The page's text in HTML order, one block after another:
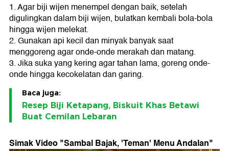
1. Agar biji wijen menempel dengan baik, setelah
digulingkan dalam biji wijen, bulatkan kembali bola-bola
hingga wijen melekat.
2. Gunakan api kecil dan minyak banyak saat
menggoreng agar onde-onde merakah dan matang.
3. Jika suka yang kering agar tahan lama, goreng onde-
onde hingga kecokelatan dan garing.
Baca juga:
Resep Biji Ketapang, Biskuit Khas Betawi
Buat Cemilan Lebaran
Simak Video "Sambal Bajak, 'Teman' Menu Andalan"